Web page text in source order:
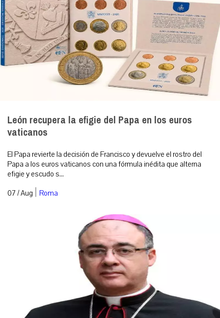
León recupera la efigie del Papa en los euros
vaticanos
El Papa revierte la decisión de Francisco y devuelve el rostro del
Papa a los euros vaticanos con una fórmula inédita que alterna
efigie y escudo s...
07 / Aug | Roma